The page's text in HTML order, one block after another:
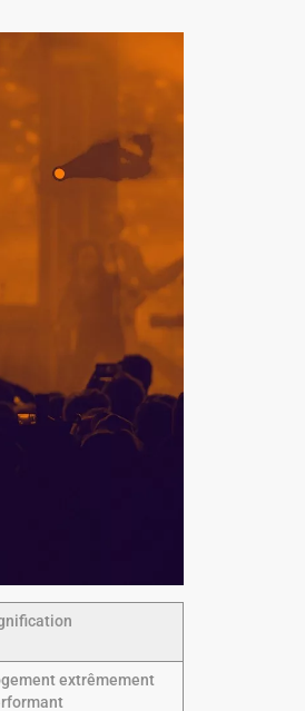
extrêmement